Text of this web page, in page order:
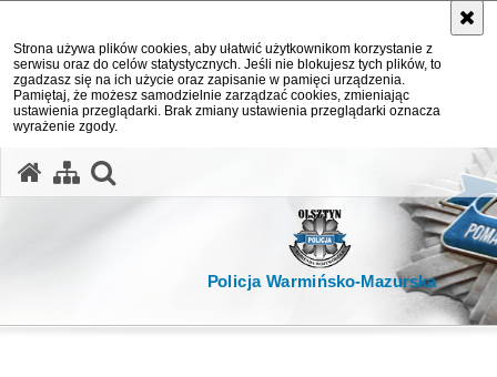
Strona używa plików cookies, aby ułatwić użytkownikom korzystanie z
serwisu oraz do celów statystycznych. Jeśli nie blokujesz tych plików, to
zgadzasz się na ich użycie oraz zapisanie w pamięci urządzenia.
Pamiętaj, że możesz samodzielnie zarządzać cookies, zmieniając
ustawienia przeglądarki. Brak zmiany ustawienia przeglądarki oznacza
wyrażenie zgody.
Policja Warmińsko-Mazurska